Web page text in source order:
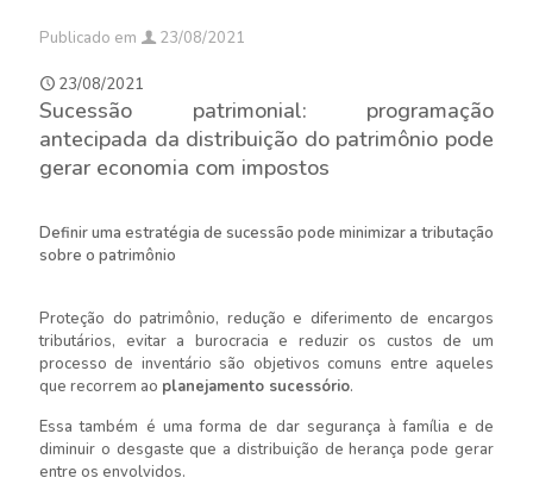
Publicado em 23/08/2021
23/08/2021
Sucessão patrimonial: programação
antecipada da distribuição do patrimônio pode
gerar economia com impostos
Definir uma estratégia de sucessão pode minimizar a tributação
sobre o patrimônio
Proteção do patrimônio, redução e diferimento de encargos
tributários, evitar a burocracia e reduzir os custos de um
processo de inventário são objetivos comuns entre aqueles
que recorrem ao planejamento sucessório.
Essa também é uma forma de dar segurança à família e de
diminuir o desgaste que a distribuição de herança pode gerar
entre os envolvidos.